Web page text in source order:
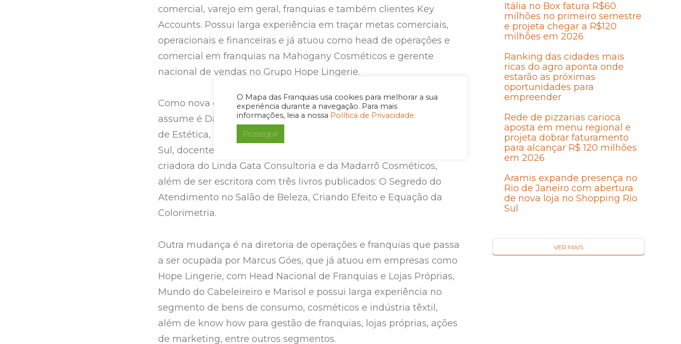
O Mapa das Franquias usa cookies para melhorar a sua
experiência durante a navegação. Para mais
informações, leia a nossa Política de Privacidade.
Prosseguir
comercial, varejo em geral, franquias e também clientes Key
Accounts. Possui larga experiência em traçar metas comerciais,
operacionais e financeiras e já atuou como head de operações e
comercial em franquias na Mahogany Cosméticos e gerente
nacional de vendas no Grupo Hope Lingerie.
Como nova diretora de Pesquisa & Desenvolvimento quem
assume é Daniele Bornea, que também é docente da Graduação
de Estética, Biomedicina e Farmácia na Universidade Cruzeiro do
Sul, docente da Pós-graduação de Produtos Capilares na USP,
criadora do Linda Gata Consultoria e da Madarrô Cosméticos,
além de ser escritora com três livros publicados: O Segredo do
Atendimento no Salão de Beleza, Criando Efeito e Equação da
Colorimetria.
Outra mudança é na diretoria de operações e franquias que passa
a ser ocupada por Marcus Góes, que já atuou em empresas como
Hope Lingerie, com Head Nacional de Franquias e Lojas Próprias,
Mundo do Cabeleireiro e Marisol e possui larga experiência no
segmento de bens de consumo, cosméticos e indústria têxtil,
além de know how para gestão de franquias, lojas próprias, ações
de marketing, entre outros segmentos.
Itália no Box fatura R$60
milhões no primeiro semestre
e projeta chegar a R$120
milhões em 2026
Ranking das cidades mais
ricas do agro aponta onde
estarão as próximas
oportunidades para
empreender
Rede de pizzarias carioca
aposta em menu regional e
projeta dobrar faturamento
para alcançar R$ 120 milhões
em 2026
Aramis expande presença no
Rio de Janeiro com abertura
de nova loja no Shopping Rio
Sul
VER MAIS